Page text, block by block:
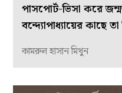
পাসপোর্ট-ভিসা করে
বন্দ্যোপাধ্যায়ের কাছে
কামরুল হাসান মিথুন